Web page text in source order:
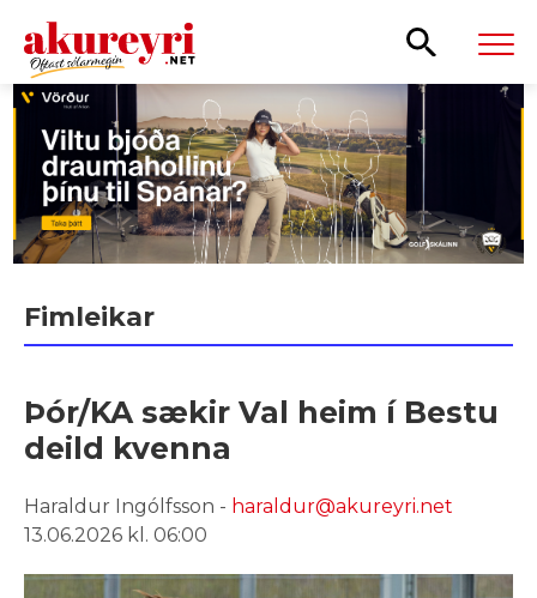
Leita
Fimleikar
Þór/KA sækir Val heim í Bestu
deild kvenna
Haraldur Ingólfsson - haraldur@akureyri.net
13.06.2026 kl. 06:00